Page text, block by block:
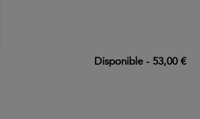
Disponible- 53,00 €